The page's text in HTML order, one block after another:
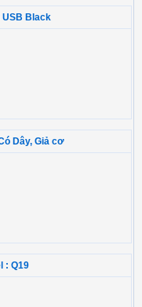
USB Black
Dây, Giả cơ
: Q19